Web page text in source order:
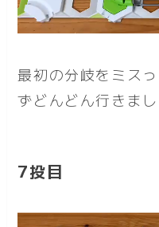
最初の分岐をミス
ずどんどん行きまし
7投目